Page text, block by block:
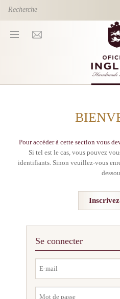
Skip to main content
Pour accéder à cette section vous
Si tel est le cas, vous pouvez
identifiants. Sinon veuillez-vous
Se connecter